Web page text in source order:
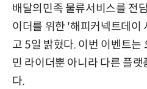
배달의민족 물류서비스를 전
이더를 위한 '해피커넥트데이
고 5일 밝혔다. 이번 이벤트는
민 라이더뿐 아니라 다른 플
다.